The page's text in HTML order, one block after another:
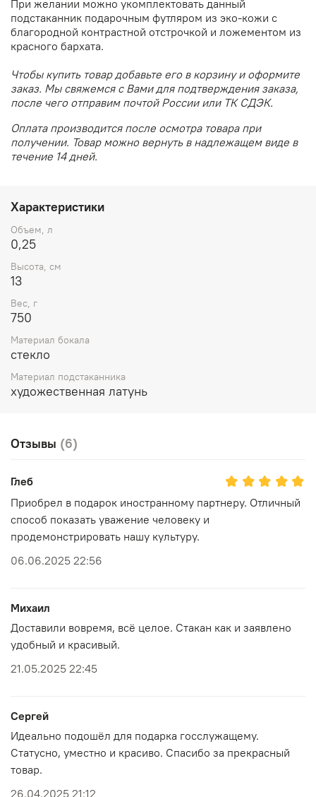
При желании можно укомплектовать данный
подстаканник подарочным футляром из эко-кожи с
благородной контрастной отстрочкой и ложементом из
красного бархата.
Чтобы купить товар добавьте его в корзину и оформите
заказ. Мы свяжемся с Вами для подтверждения заказа,
после чего отправим почтой России или ТК СДЭК.
Оплата производится после осмотра товара при
получении. Товар можно вернуть в надлежащем виде в
течение 14 дней.
Характеристики
Объем, л
0,25
Высота, см
13
Вес, г
750
Материал бокала
стекло
Материал подстаканника
художественная латунь
Отзывы (6)
Глеб
Приобрел в подарок иностранному партнеру. Отличный
способ показать уважение человеку и
продемонстрировать нашу культуру.
06.06.2025 22:56
Михаил
Доставили вовремя, всё целое. Стакан как и заявлено
удобный и красивый.
21.05.2025 22:45
Сергей
Идеально подошёл для подарка госслужащему.
Статусно, уместно и красиво. Спасибо за прекрасный
товар.
26.04.2025 21:12